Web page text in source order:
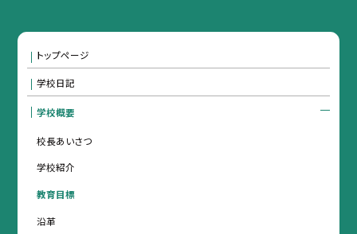
トップページ
学校日記
学校概要
校長あいさつ
学校紹介
教育目標
沿革